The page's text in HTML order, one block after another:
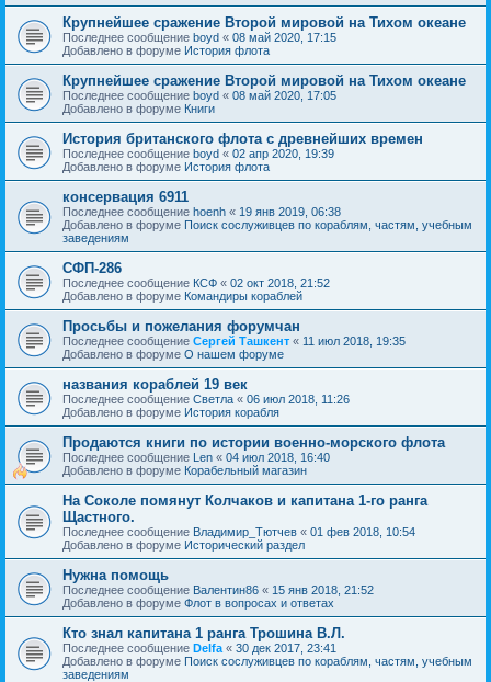
Крупнейшее сражение Второй мировой на Тихом океане
Последнее сообщение boyd « 08 май 2020, 17:15
Добавлено в форуме История флота
Крупнейшее сражение Второй мировой на Тихом океане
Последнее сообщение boyd « 08 май 2020, 17:05
Добавлено в форуме Книги
История британского флота с древнейших времен
Последнее сообщение boyd « 02 апр 2020, 19:39
Добавлено в форуме История флота
консервация 6911
Последнее сообщение hoenh « 19 янв 2019, 06:38
Добавлено в форуме Поиск сослуживцев по кораблям, частям, учебным
заведениям
СФП-286
Последнее сообщение КСФ « 02 окт 2018, 21:52
Добавлено в форуме Командиры кораблей
Просьбы и пожелания форумчан
Последнее сообщение Сергей Ташкент « 11 июл 2018, 19:35
Добавлено в форуме О нашем форуме
названия кораблей 19 век
Последнее сообщение Cветла « 06 июл 2018, 11:26
Добавлено в форуме История корабля
Продаются книги по истории военно-морского флота
Последнее сообщение Len « 04 июл 2018, 16:40
Добавлено в форуме Корабельный магазин
На Соколе помянут Колчаков и капитана 1-го ранга
Щастного.
Последнее сообщение Владимир_Тютчев « 01 фев 2018, 10:54
Добавлено в форуме Исторический раздел
Нужна помощь
Последнее сообщение Валентин86 « 15 янв 2018, 21:52
Добавлено в форуме Флот в вопросах и ответах
Кто знал капитана 1 ранга Трошина В.Л.
Последнее сообщение Delfa « 30 дек 2017, 23:41
Добавлено в форуме Поиск сослуживцев по кораблям, частям, учебным
заведениям